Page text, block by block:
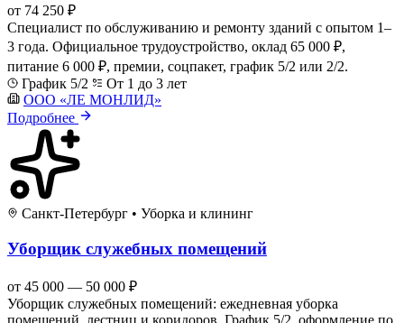
от 74 250 ₽
Специалист по обслуживанию и ремонту зданий с опытом 1–
3 года. Официальное трудоустройство, оклад 65 000 ₽,
питание 6 000 ₽, премии, соцпакет, график 5/2 или 2/2.
График 5/2
От 1 до 3 лет
ООО «ЛЕ МОНЛИД»
Подробнее
Санкт-Петербург • Уборка и клининг
Уборщик служебных помещений
от 45 000 — 50 000 ₽
Уборщик служебных помещений: ежедневная уборка
помещений, лестниц и коридоров. График 5/2, оформление по